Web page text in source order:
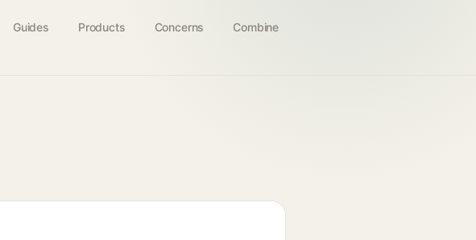
Guides Products Concerns Combine